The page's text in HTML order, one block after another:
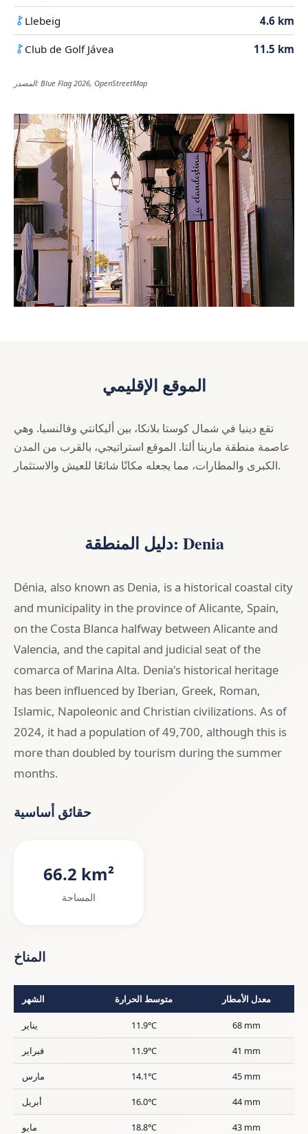
Llebeig 4.6 km
Club de Golf Jávea 11.5 km
المصدر: Blue Flag 2026, OpenStreetMap
الموقع الإقليمي
تقع دينيا في شمال كوستا بلانكا، بين أليكانتي وفالنسيا. وهي
عاصمة منطقة مارينا ألتا. الموقع استراتيجي، بالقرب من المدن
الكبرى والمطارات، مما يجعله مكانًا شائعًا للعيش والاستثمار.
دليل المنطقة: Denia
Dénia, also known as Denia, is a historical coastal city
and municipality in the province of Alicante, Spain,
on the Costa Blanca halfway between Alicante and
Valencia, and the capital and judicial seat of the
comarca of Marina Alta. Denia's historical heritage
has been influenced by Iberian, Greek, Roman,
Islamic, Napoleonic and Christian civilizations. As of
2024, it had a population of 49,700, although this is
more than doubled by tourism during the summer
months.
حقائق أساسية
66.2 km²
المساحة
المناخ
الشهر متوسط الحرارة معدل الأمطار
يناير 11.9°C 68 mm
فبراير 11.9°C 41 mm
مارس 14.1°C 45 mm
أبريل 16.0°C 44 mm
مايو 18.8°C 43 mm